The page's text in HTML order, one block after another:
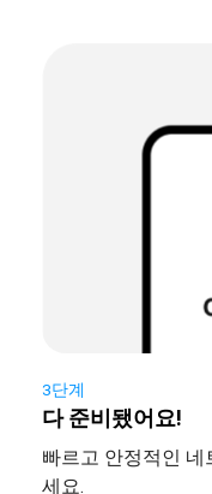
3단계
다 준비됐어요!
빠르고 안정적인
세요.